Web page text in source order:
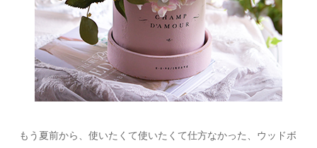
もう夏前から、使いたくて使いたくて仕方なかった、ウッドボ